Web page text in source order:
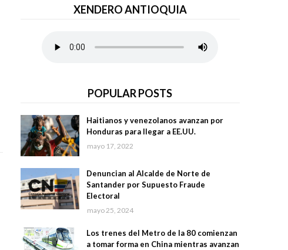
XENDERO ANTIOQUIA
POPULAR POSTS
Haitianos y venezolanos avanzan por
Honduras para llegar a EE.UU.
mayo 17, 2022
Denuncian al Alcalde de Norte de
Santander por Supuesto Fraude
Electoral
mayo 25, 2024
Los trenes del Metro de la 80 comienzan
a tomar forma en China mientras avanzan